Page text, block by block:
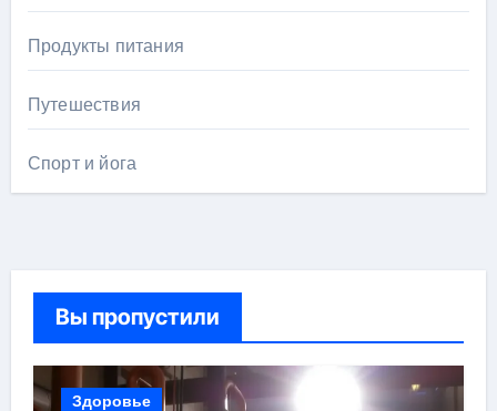
Продукты питания
Путешествия
Спорт и йога
Вы пропустили
Здоровье